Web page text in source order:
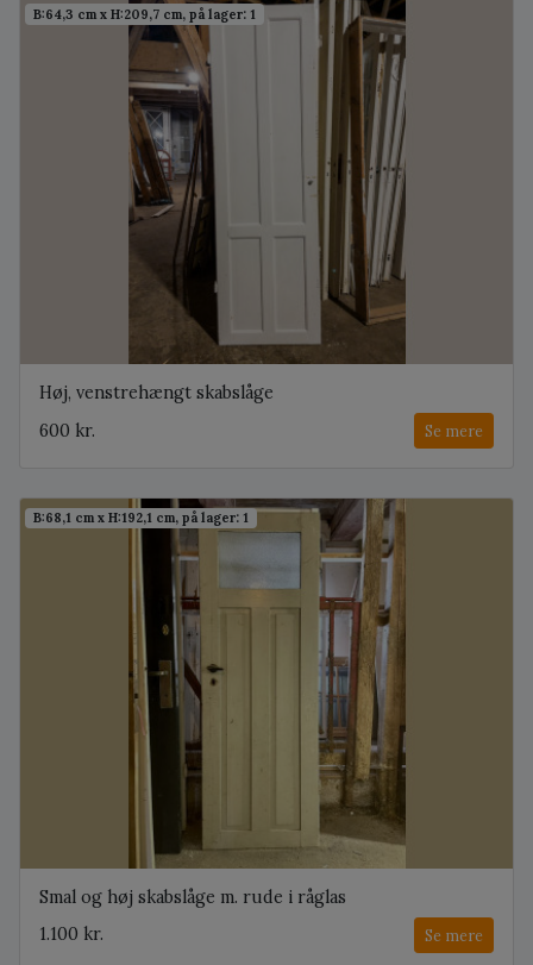
B:64,3 cm x H:209,7 cm, på lager: 1
Høj, venstrehængt skabslåge
600 kr.
Se mere
B:68,1 cm x H:192,1 cm, på lager: 1
Smal og høj skabslåge m. rude i råglas
1.100 kr.
Se mere